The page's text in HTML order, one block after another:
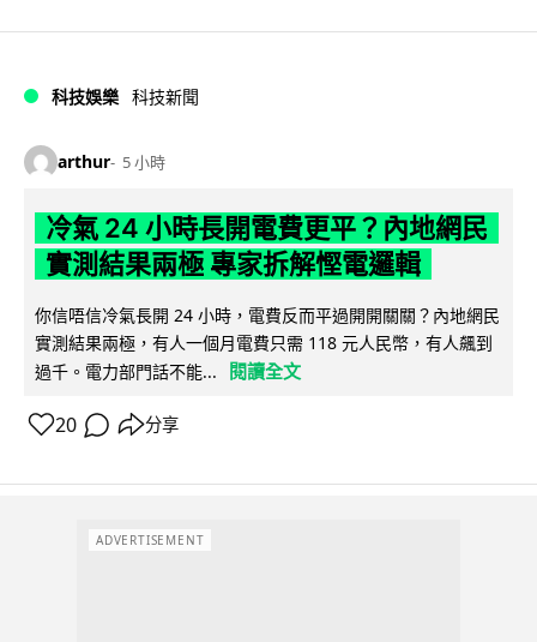
科技娛樂 科技新聞
arthur 5 小時
冷氣 24 小時長開電費更平？內地網民
實測結果兩極 專家拆解慳電邏輯
你信唔信冷氣長開 24 小時，電費反而平過開開關關？內地網民
實測結果兩極，有人一個月電費只需 118 元人民幣，有人飆到
過千。電力部門話不能...
閱讀全文
20 分享
ADVERTISEMENT